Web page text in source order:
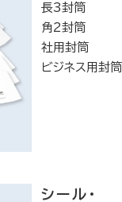
長3封筒
角2封筒
社用封筒
ビジネス用封筒
シール・